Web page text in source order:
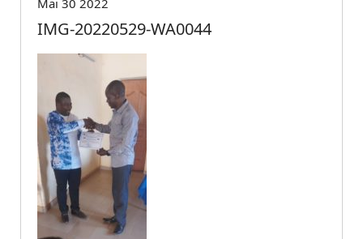
IMG-20220529-WA0044